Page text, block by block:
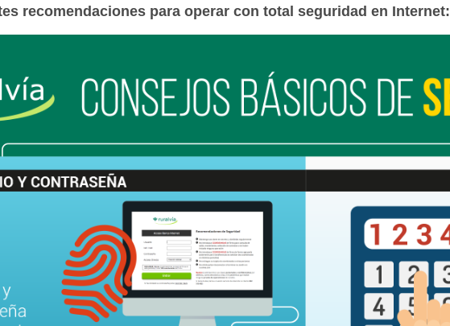
recomendaciones para operar con total seguridad en Internet: